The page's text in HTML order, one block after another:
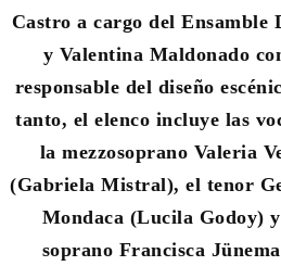
Castro a cargo del Ensamble
y Valentina Maldonado
responsable del diseño
tanto, el elenco incluye las
la mezzosoprano Valeria
(Gabriela Mistral), el tenor
Mondaca (Lucila Godoy)
soprano Francisca